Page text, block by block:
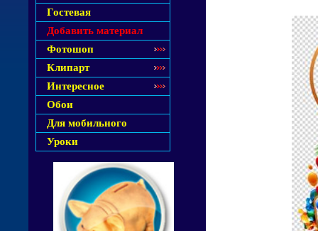
Гостевая
Добавить материал
Фотошоп
Клипарт
Интересное
Обои
Для мобильного
Уроки